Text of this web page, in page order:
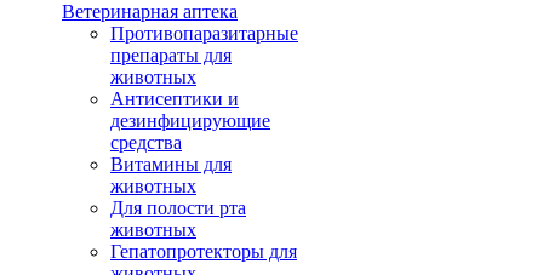
Ветеринарная аптека
Противопаразитарные
препараты для
животных
Антисептики и
дезинфицирующие
средства
Витамины для
животных
Для полости рта
животных
Гепатопротекторы для